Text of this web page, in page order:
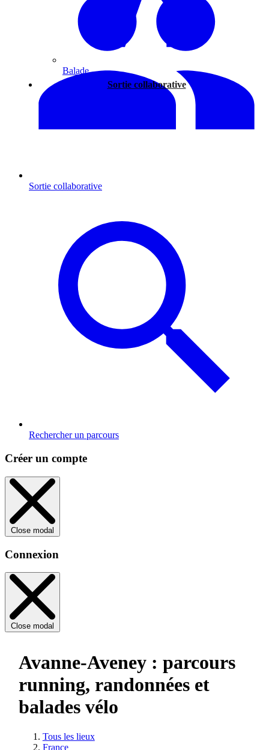
Balade
Sortie collaborative
Sortie collaborative
Rechercher un parcours
Créer un compte
Close modal
Connexion
Close modal
Avanne-Aveney : parcours
running, randonnées et
balades vélo
Tous les lieux
France